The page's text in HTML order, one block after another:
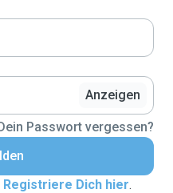
Anzeigen
Passwort vergessen?
Registriere Dich hier.